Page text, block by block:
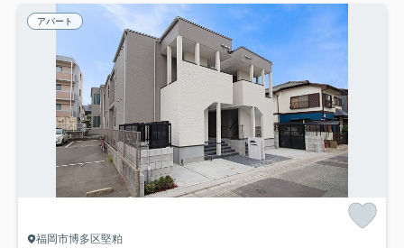
アパート
福岡市博多区堅粕